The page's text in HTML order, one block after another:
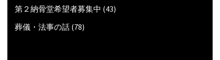
第２納骨堂希望者募集中 (43)
葬儀・法事の話 (78)